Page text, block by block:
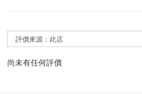
尚未有任何評價